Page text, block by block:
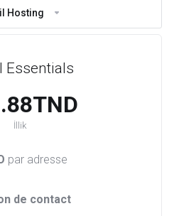
Hosting
Essentials
İllik
par adresse
de contact